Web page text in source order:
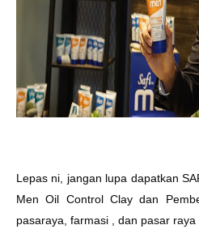
Lepas ni, jangan lupa dapatkan
Men Oil Control Clay dan
pasaraya, farmasi , dan pasar raya